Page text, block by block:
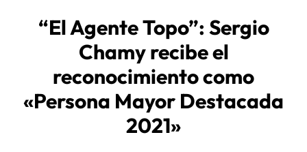
“El Agente Topo”: Sergio
Chamy recibe el
reconocimiento como
«Persona Mayor Destacada
2021»